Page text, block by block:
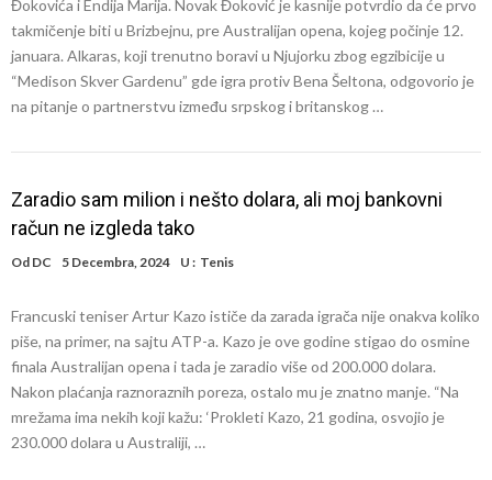
Đokovića i Endija Marija. Novak Đoković je kasnije potvrdio da će prvo
takmičenje biti u Brizbejnu, pre Australijan opena, kojeg počinje 12.
januara. Alkaras, koji trenutno boravi u Njujorku zbog egzibicije u
“Medison Skver Gardenu” gde igra protiv Bena Šeltona, odgovorio je
na pitanje o partnerstvu između srpskog i britanskog …
Zaradio sam milion i nešto dolara, ali moj bankovni
račun ne izgleda tako
Od DC 5 Decembra, 2024 U : Tenis
Francuski teniser Artur Kazo ističe da zarada igrača nije onakva koliko
piše, na primer, na sajtu ATP-a. Kazo je ove godine stigao do osmine
finala Australijan opena i tada je zaradio više od 200.000 dolara.
Nakon plaćanja raznoraznih poreza, ostalo mu je znatno manje. “Na
mrežama ima nekih koji kažu: ‘Prokleti Kazo, 21 godina, osvojio je
230.000 dolara u Australiji, …